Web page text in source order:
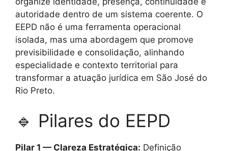
autoridade dentro de um sistema coerente. O
EEPD não é uma ferramenta operacional
isolada, mas uma abordagem que promove
previsibilidade e consolidação, alinhando
especialidade e contexto territorial para
transformar a atuação jurídica em São José do
Rio Preto.
🔹 Pilares do EEPD
Pilar 1 — Clareza Estratégica: Definição